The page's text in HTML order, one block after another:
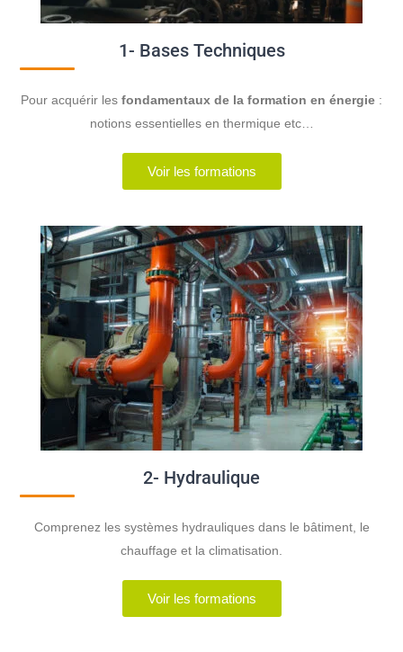
1- Bases Techniques
Pour acquérir les fondamentaux de la formation en énergie :
notions essentielles en thermique etc…
Voir les formations
2- Hydraulique
Comprenez les systèmes hydrauliques dans le bâtiment, le
chauffage et la climatisation.
Voir les formations